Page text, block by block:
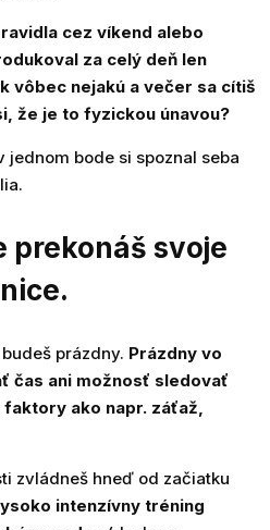
cez víkend alebo
za celý deň len
vôbec nejakú a večer sa cítiš
že je to fyzickou únavou?
jednom bode si spoznal seba
prekonáš svoje
prázdny. Prázdny vo
čas ani možnosť sledovať
ako napr. záťaž,
zvládneš hneď od začiatku
intenzívny tréning